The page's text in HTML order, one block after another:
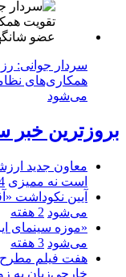
همکاری‌های
می‌شود
بروزترین خبر
معاون جدید
است نه ممیزی 4
آیین نکوداشت
می‌شود 2 هفته
«موزه سینمای
می‌شود 3 هفته
هفت فیلم مطرح
خارجی‌زبان به